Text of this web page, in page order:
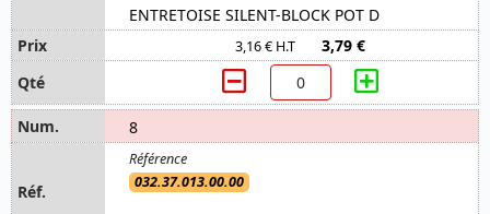
ENTRETOISE SILENT-BLOCK POT D
3,16 € H.T 3,79 €
8
032.37.013.00.00